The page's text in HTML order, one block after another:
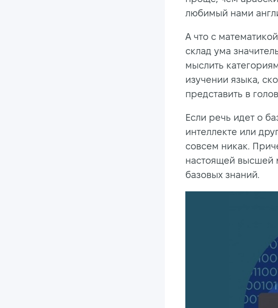
любимый нами
А что с
склад ума
мыслить
изучении языка,
представить в
Если речь идет о
интеллекте или
совсем никак.
настоящей высшей
базовых знаний.